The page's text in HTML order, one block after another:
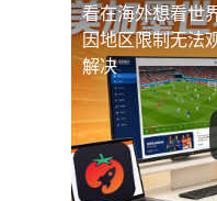
看在海外想看世
因地区限制无法
解决